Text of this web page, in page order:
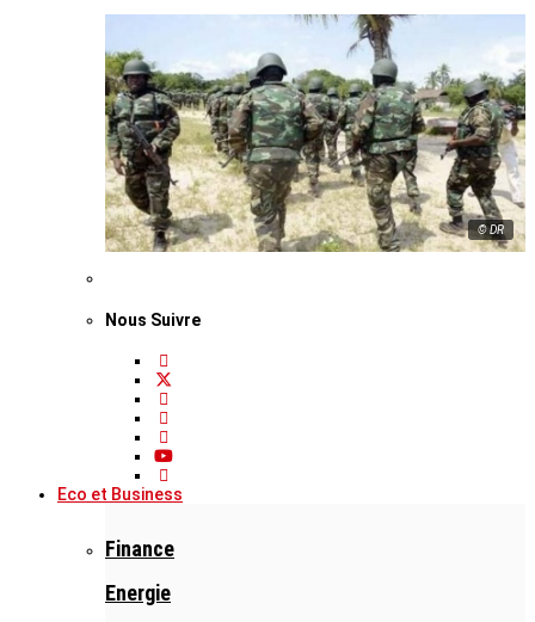
© DR
Nous Suivre
Eco et Business
Finance
Energie